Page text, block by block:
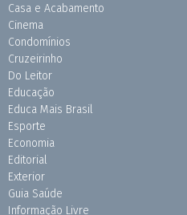
Casa e Acabamento
Cinema
Condomínios
Cruzeirinho
Do Leitor
Educação
Educa Mais Brasil
Esporte
Economia
Editorial
Exterior
Guia Saúde
Informação Livre